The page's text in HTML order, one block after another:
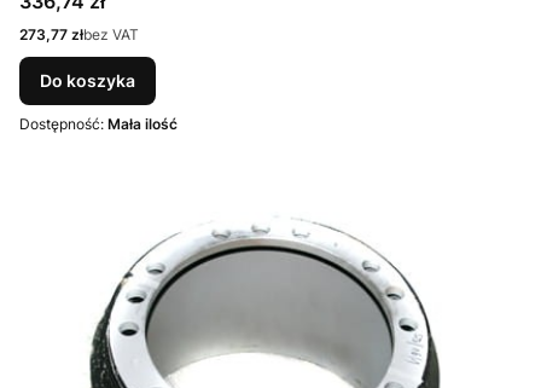
Cena
273,77 złbez VAT
Do koszyka
Dostępność: Mała ilość